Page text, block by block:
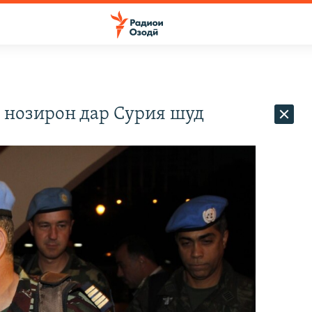
дар Сурия шуд